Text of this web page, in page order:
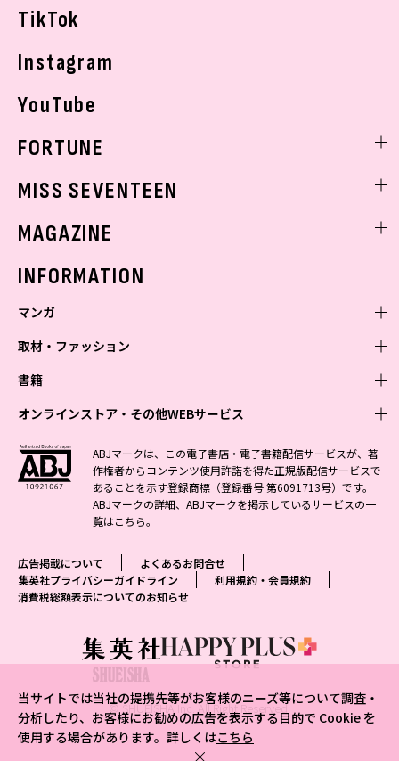
当サイトでは当社の提携先等がお客様のニーズ等について調査・
分析したり、お客様にお勧めの広告を表示する目的で Cookie を
使用する場合があります。詳しくはこちら
TikTok
Instagram
YouTube
FORTUNE
MISS SEVENTEEN
MAGAZINE
INFORMATION
マンガ
少年マンガ
Vジャンプ
最強ジャンプ
少年ジャンプ+
ジャンプTOON
ジャンプルーキー！
S-MANGA
集英社コミック文庫
青年マンガ
ZEBRACK
S-MANGA
集英社ジャンプリミックス
週刊ヤングジャンプ
ヤングジャンプ定期購読デジタル
となりのヤングジャンプ
グランドジャンプ
ウルトラジャンプ
少女マンガ
ZEBRACK
S-MANGA
集英社コミック文庫
マーガレット
別冊マーガレット
リマコミ
マンガMeets
女性マンガ
ジャンプTOON
集英社コミック文庫
マンガMee公式サイト
リマコミ
office YOU
取材・ファッション
ファッション・美容
BAILA
MAQUIA
eclat
T JAPAN
MEN'S NON-NO
集英社オンライン
芸能・情報・スポーツ
週プレNEWS
週プレ グラジャパ!
書籍
文芸・文庫・総合
小説すばる
集英社 文芸ステーション
web 集英社文庫
アジア人物史
学芸・ノンフィクション・新書
1日5分で、明日は変わる よみタイ yomitai
集英社学芸部 - 学芸・ノンフィクション
集英社ビジネス書
集英社新書プラス - 知の水先案内人
kotoba
情報・知識＆オピニオン imidas
ライトノベル・ノベライズ
集英社オレンジ文庫
JUMP j-BOOKS
ダッシュエックス文庫公式サイト
集英社Webマガジン コバルト
集英社の児童図書 S-KIDS.LAND
オンラインストア・その他WEBサービス
オンラインストア
OTO
SHUEISHA MANGA-ART HERITAGE
ジャンプキャラクターズストア
HAPPY PLUS STORE
SHUEISHA VOX
LEEマルシェ
eclat premium
mirabella homme
zakka market
その他WEBサービス
集英社アドナビ
集英社エディターズ・ラボ
ABJマークは、この電子書店・電子書籍配信サービスが、著
作権者からコンテンツ使用許諾を得た正規版配信サービスで
あることを示す登録商標（登録番号 第6091713号）です。
ABJマークの詳細、ABJマークを掲示しているサービスの一
覧はこちら。
広告掲載について
よくあるお問合せ
集英社プライバシーガイドライン
利用規約・会員規約
消費税総額表示についてのお知らせ
© SHUEISHA Inc. All Right Reserved.